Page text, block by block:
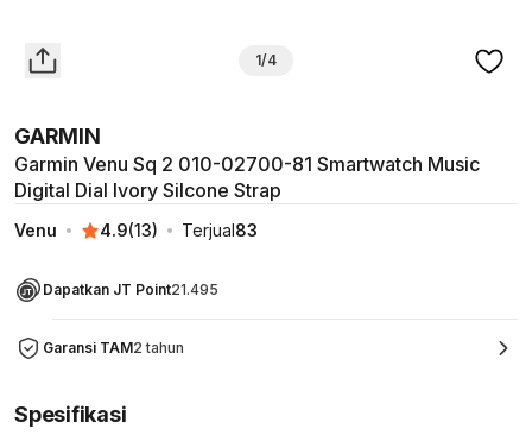
1/4
GARMIN
Garmin Venu Sq 2 010-02700-81 Smartwatch Music
Digital Dial Ivory Silcone Strap
Venu 4.9(13) Terjual83
Dapatkan JT Point21.495
Garansi TAM2 tahun
Spesifikasi